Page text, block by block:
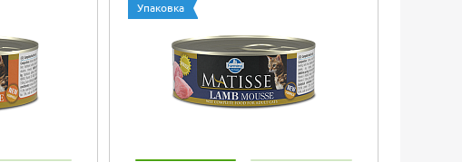
Упаковка